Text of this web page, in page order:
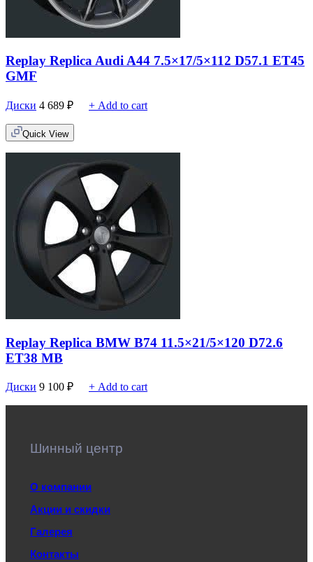
Replay Replica Audi A44 7.5×17/5×112 D57.1 ET45
GMF
Диски 4 689 ₽ + Add to cart
Quick View
Replay Replica BMW B74 11.5×21/5×120 D72.6
ET38 MB
Диски 9 100 ₽ + Add to cart
Шинный центр
О компании
Акции и скидки
Галерея
Контакты